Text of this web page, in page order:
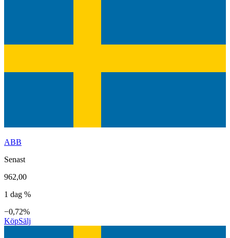
ABB
Senast
962,00
1 dag %
−0,72%
KöpSälj